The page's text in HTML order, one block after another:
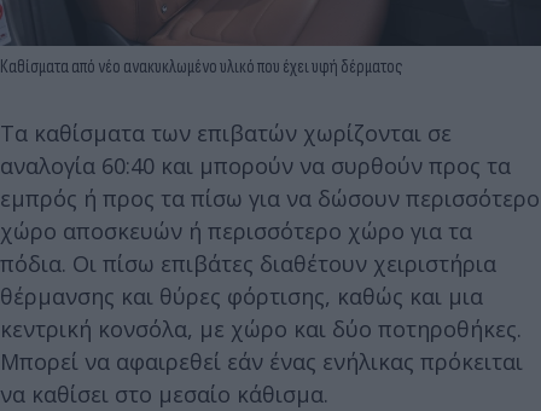
Καθίσματα από νέο ανακυκλωμένο υλικό που έχει υφή δέρματος
Τα καθίσματα των επιβατών χωρίζονται σε
αναλογία 60:40 και μπορούν να συρθούν προς τα
εμπρός ή προς τα πίσω για να δώσουν περισσότερο
χώρο αποσκευών ή περισσότερο χώρο για τα
πόδια. Οι πίσω επιβάτες διαθέτουν χειριστήρια
θέρμανσης και θύρες φόρτισης, καθώς και μια
κεντρική κονσόλα, με χώρο και δύο ποτηροθήκες.
Μπορεί να αφαιρεθεί εάν ένας ενήλικας πρόκειται
να καθίσει στο μεσαίο κάθισμα.